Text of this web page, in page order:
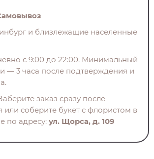
и близлежащие населенные
с 9:00 до 22:00. Минимальный
— 3 часа после подтверждения и
заказ сразу после
или соберите букет с флористом в
по адресу: ул. Щорса, д. 109